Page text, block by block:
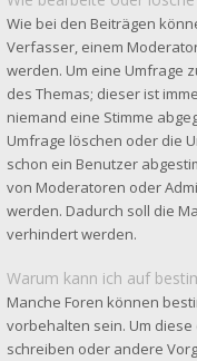
Wie bei den Beiträgen
Verfasser, einem
werden. Um eine Umfrage
des Themas; dieser ist
niemand eine Stimme
Umfrage löschen oder die
schon ein Benutzer
von Moderatoren oder
werden. Dadurch soll die
verhindert werden.
Warum kann ich auf
Manche Foren können
vorbehalten sein. Um
schreiben oder andere